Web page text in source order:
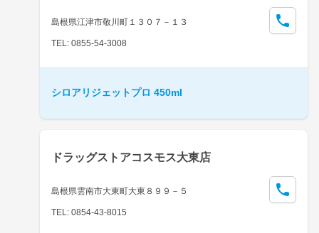
島根県江津市敬川町１３０７－１３
TEL: 0855-54-3008
シロアリジェットプロ 450ml
ドラッグストアコスモス大東店
島根県雲南市大東町大東８９９－５
TEL: 0854-43-8015